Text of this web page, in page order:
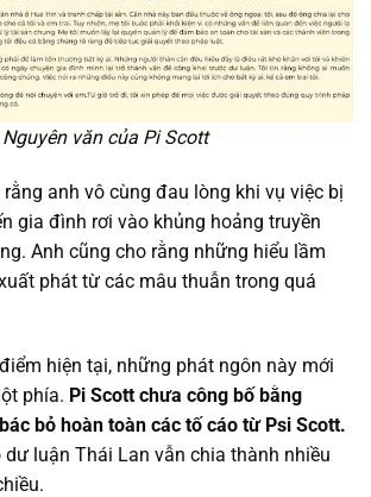
Nguyên văn của Pi Scott
anh vô cùng đau lòng khi vụ việc bị
gia đình rơi vào khủng hoảng truyền
Anh cũng cho rằng những hiểu lầm
phát từ các mâu thuẫn trong quá
hiện tại, những phát ngôn này mới
phía. Pi Scott chưa công bố bằng
bỏ hoàn toàn các tố cáo từ Psi Scott.
luận Thái Lan vẫn chia thành nhiều